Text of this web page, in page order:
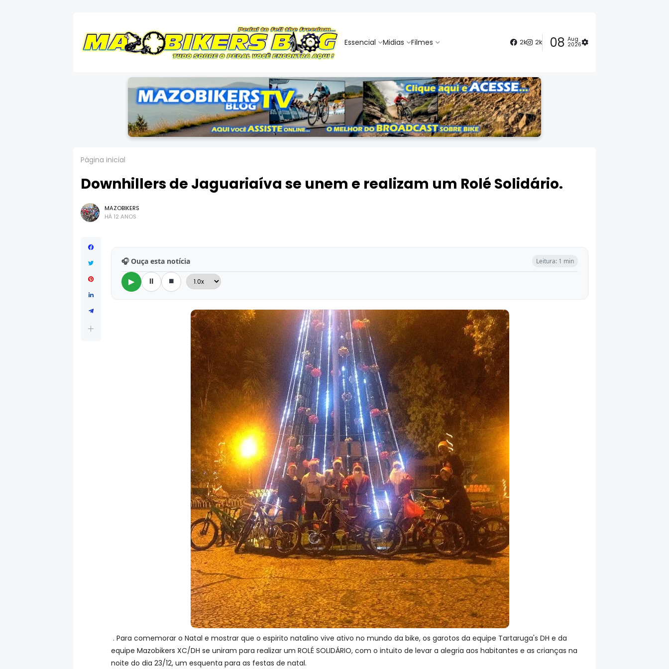
Essencial Midias Filmes 2k 2k 08 Aug
2026
Página inicial
Downhillers de Jaguariaíva se unem e realizam um Rolé Solidário.
MAZOBIKERS
HÁ 12 ANOS
🎧 Ouça esta notícia Leitura: 1 min
▶ ⏸ ⏹
. Para comemorar o Natal e mostrar que o espirito natalino vive ativo no mundo da bike, os garotos da equipe Tartaruga's DH e da
equipe Mazobikers XC/DH se uniram para realizar um ROLÉ SOLIDÁRIO, com o intuito de levar a alegria aos habitantes e as crianças na
noite do dia 23/12, um esquenta para as festas de natal.